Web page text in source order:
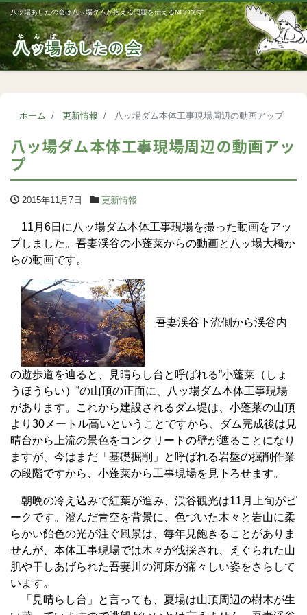
八ッ場あしたの会は八ッ場ダムが抱える問題を伝えるNGOです
ホーム 更新情報 八ッ場ダム本体工事現場周辺の動画アップ
八ッ場ダム本体工事現場周辺の動画アッ
プ
2015年11月7日 更新情報
11月6日に八ッ場ダム本体工事現場を撮った動画をアッ
プしました。吾妻渓谷の小蓬莱からの動画と八ッ場大橋か
らの動画です。
吾妻渓谷下流側から渓谷内
の遊歩道を辿ると、見晴らし台と呼ばれる”小蓬莱（しょ
うほうらい）”の山頂の正面に、八ッ場ダム本体工事現場
があります。これから建設されるダム堤は、小蓬莱の山頂
より30メートル高いということですから、ダム完成後は見
晴台から上流の景色をコンクリートの壁が遮ることになり
ますが、今はまだ「基礎掘削」と呼ばれる岩盤の掘削作業
の段階ですから、小蓬莱から工事現場を見下ろせます。
朝晩の冷え込みで紅葉が進み、渓谷観光は11月上旬がピ
ークです。澄んだ青空を背景に、色づいた木々と岩山に柔
らかい飴色の光が注ぐ風景は、毎年見飽きることがありま
せんが、本体工事現場では木々が伐採され、えぐられた山
肌や干しあげられた吾妻川の河床が痛々しい姿をさらして
います。
「見晴らし台」と言っても、夏場は山頂周辺の樹木が生